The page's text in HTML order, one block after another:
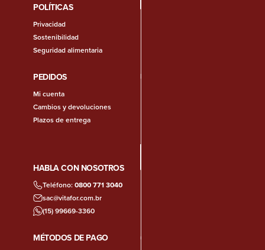
POLÍTICAS
Privacidad
Sostenibilidad
Seguridad alimentaria
PEDIDOS
Mi cuenta
Cambios y devoluciones
Plazos de entrega
HABLA CON NOSOTROS
Teléfono:0800 771 3040
sac@vitafor.com.br
(15) 99669-3360
MÉTODOS DE PAGO